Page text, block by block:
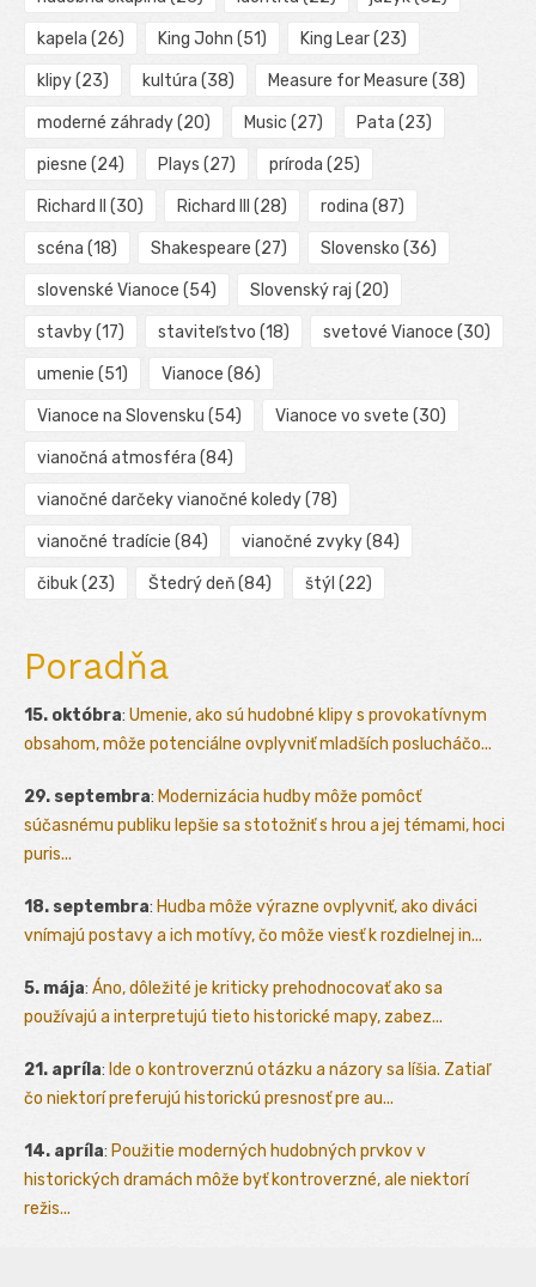
kapela (26) King John (51) King Lear(23)
klipy(23) kultúra (38) Measure for Measure (38)
moderné záhrady(20) Music (27) Pata (23)
piesne (24) Plays (27) príroda (25)
Richard II (30) Richard III (28) rodina (87)
scéna (18) Shakespeare (27) Slovensko (36)
slovenské Vianoce (54) Slovenský raj (20)
stavby(17) staviteľstvo (18) svetové Vianoce (30)
umenie (51) Vianoce (86)
Vianoce na Slovensku (54) Vianoce vo svete (30)
vianočná atmosféra (84)
vianočné darčeky vianočné koledy(78)
vianočné tradície (84) vianočné zvyky(84)
čibuk(23) Štedrý deň(84) štýl (22)
Poradňa
15. októbra: Umenie, ako sú hudobné klipy s provokatívnym
obsahom, môže potenciálne ovplyvniť mladších poslucháčo...
29. septembra: Modernizácia hudby môže pomôcť
súčasnému publiku lepšie sa stotožniť s hrou a jej témami, hoci
puris...
18. septembra: Hudba môže výrazne ovplyvniť, ako diváci
vnímajú postavy a ich motívy, čo môže viesť k rozdielnej in...
5. mája: Áno, dôležité je kriticky prehodnocovať ako sa
používajú a interpretujú tieto historické mapy, zabez...
21. apríla: Ide o kontroverznú otázku a názory sa líšia. Zatiaľ
čo niektorí preferujú historickú presnosť pre au...
14. apríla: Použitie moderných hudobných prvkov v
historických dramách môže byť kontroverzné, ale niektorí
režis...